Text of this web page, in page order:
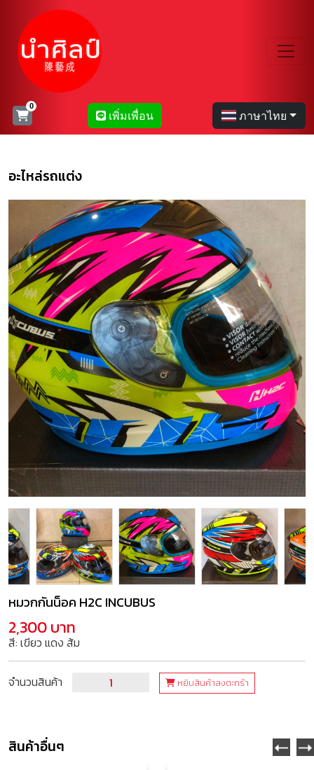
เพิ่มเพื่อน ภาษาไทย
อะไหล่รถแต่ง
หมวกกันน็อค H2C INCUBUS
2,300 บาท
สี: เขียว แดง ส้ม
จำนวนสินค้า หยิบสินค้าลงตะกร้า
สินค้าอื่นๆ